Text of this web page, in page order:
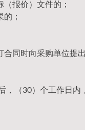
报价）文件的；
；
同时向采购单位提
（30）个工作日内